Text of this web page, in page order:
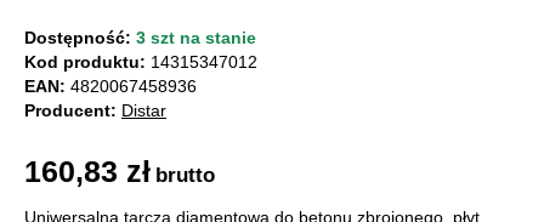
Dostępność: 3 szt na stanie
Kod produktu: 14315347012
EAN: 4820067458936
Producent: Distar
160,83 zł brutto
Uniwersalna tarcza diamentowa do betonu zbrojonego, płyt